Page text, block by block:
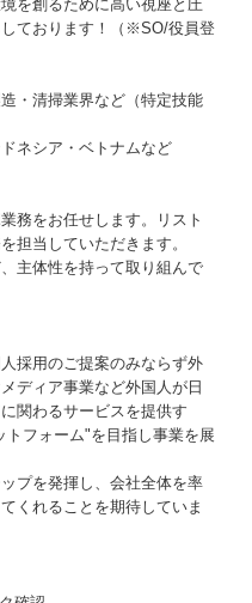
を創るために高い視座と圧
ております！（※SO/役員登
・清掃業界など（特定技能
ネシア・ベトナムなど
務をお任せします。リスト
担当していただきます。
主体性を持って取り組んで
採用のご提案のみならず外
ディア事業など外国人が日
関わるサービスを提供す
フォーム"を目指し事業を展
プを発揮し、会社全体を率
くれることを期待していま